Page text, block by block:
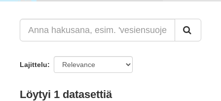
Lajittelu
Löytyi 1 datasettiä